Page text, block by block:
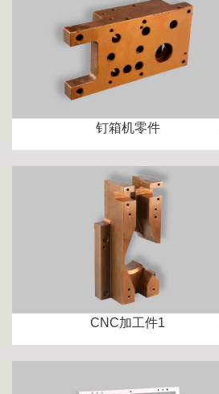
钉箱机零件
CNC加工件1